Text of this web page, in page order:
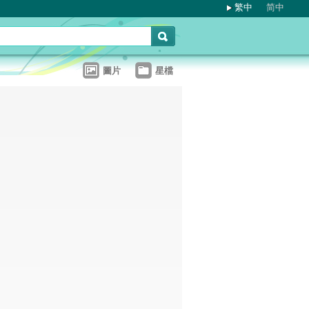
繁中 简中
圖片 星檔